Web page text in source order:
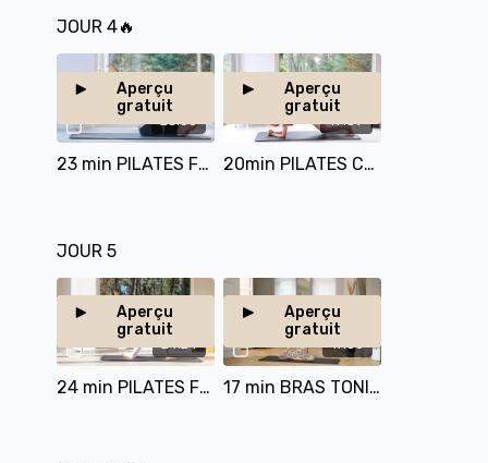
JOUR 4🔥
Aperçu
gratuit
23 min PILATES FULL BODY
Aperçu
gratuit
20min PILATES CARDIO
JOUR 5
24:24
Aperçu
gratuit
24 min PILATES FULL BODY
17:50
Aperçu
gratuit
17 min BRAS TONIQUES